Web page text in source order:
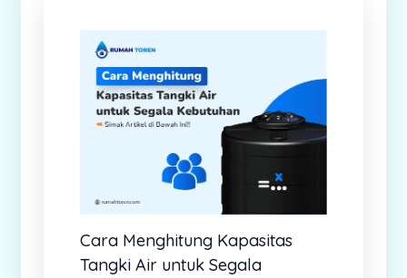
Cara Menghitung Kapasitas
Tangki Air untuk Segala